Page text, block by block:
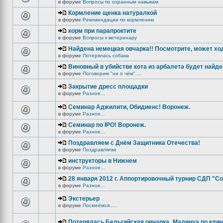
в форуме Вопросы по охранным навыкам
Кормление щенка натуралкой
в форуме Рекомендации по кормлению
корм при парапроктите
в форуме Вопросы к ветеринару
Найдена немецкая овчарка!! Посмотрите, может
в форуме Потерялась собака
Виновный в убийстве кота из арбалета будет
в форуме Поговорим "ни о чём"....
Закрытие дресс площадки
в форуме Разное...
Семинар Аджилити, Обидиенс! Воронеж.
в форуме Разное...
Семинар по IPO! Воронеж.
в форуме Разное...
Поздравляем с Днём Защитника Отечества!
в форуме Поздравлялки
инструкторы в Нижнем
в форуме Разное...
28 января 2012 г. Аппортировочный турнир СДП
в форуме Разное...
Экстерьер
в форуме Посмеёмся.....